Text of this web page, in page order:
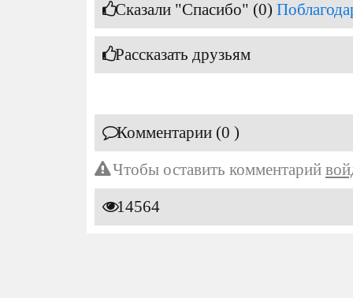
Сказали "Спасибо" (0)
Рассказать друзьям
Комментарии (0 )
Чтобы оставить комментарий
14564